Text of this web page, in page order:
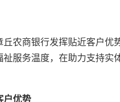
丘农商银行发挥贴近客户优
服务温度，在助力支持实
户优势